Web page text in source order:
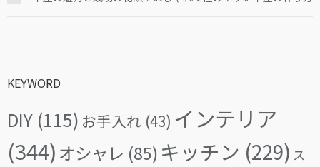
KEYWORD
DIY (115) お手入れ (43) インテリア
(344) オシャレ (85) キッチン (229) ス